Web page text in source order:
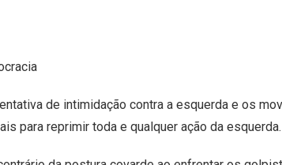
de intimidação contra a esquerda e os
para reprimir toda e qualquer ação da esquerda.